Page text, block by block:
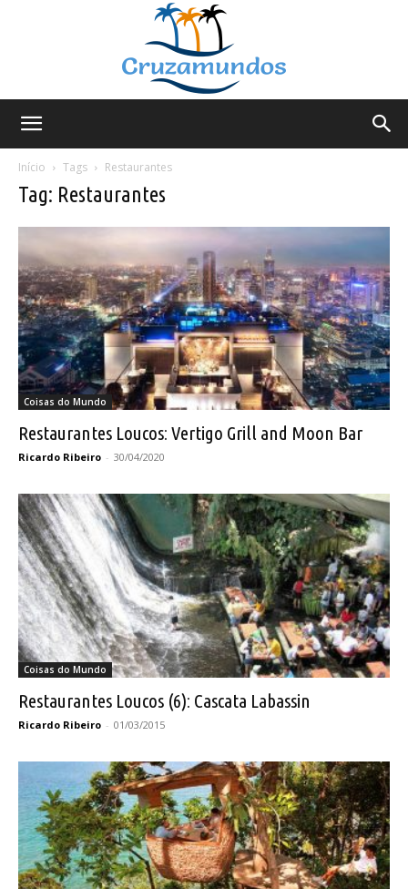
Início
Tags Restaurantes
Tag: Restaurantes
Coisas do Mundo
Restaurantes Loucos: Vertigo Grill and Moon Bar
Ricardo Ribeiro - 30/04/2020
Coisas do Mundo
Restaurantes Loucos (6): Cascata Labassin
Ricardo Ribeiro - 01/03/2015